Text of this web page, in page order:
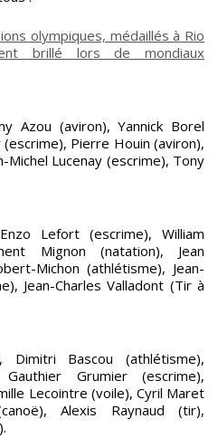
olympiques, médaillés à Rio
brillé lors de mondiaux
Azou (aviron), Yannick Borel
Pierre Houin (aviron),
Michel Lucenay (escrime), Tony
Lefort (escrime), William
Mignon (natation), Jean
Michon (athlétisme), Jean-
Jean-Charles Valladont (Tir à
Dimitri Bascou (athlétisme),
Grumier (escrime),
Lecointre (voile), Cyril Maret
Alexis Raynaud (tir),